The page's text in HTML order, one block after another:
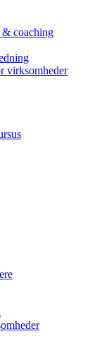
coaching
virksomheder